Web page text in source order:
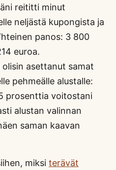
reititti minut
neljästä kupongista ja
panos: 3 800
euroa.
asettanut samat
pehmeälle alustalle:
prosenttia voitostani
alustan valinnan
saman kaavan
miksi terävät